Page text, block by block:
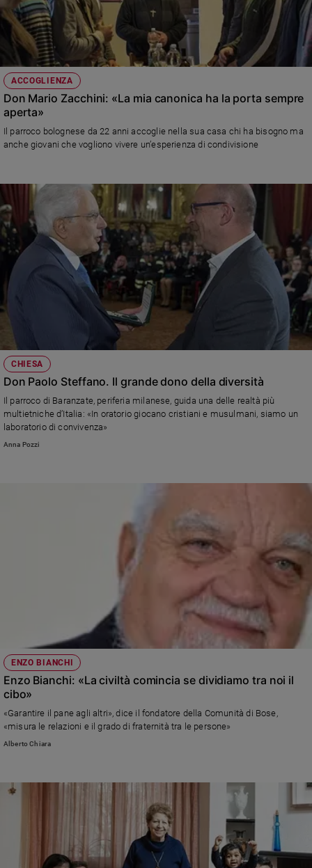
ACCOGLIENZA
Don Mario Zacchini: «La mia canonica ha la porta sempre
aperta»
Il parroco bolognese da 22 anni accoglie nella sua casa chi ha bisogno ma
anche giovani che vogliono vivere un’esperienza di condivisione
CHIESA
Don Paolo Steffano. Il grande dono della diversità
Il parroco di Baranzate, periferia milanese, guida una delle realtà più
multietniche d’Italia: «In oratorio giocano cristiani e musulmani, siamo un
laboratorio di convivenza»
Anna Pozzi
ENZO BIANCHI
Enzo Bianchi: «La civiltà comincia se dividiamo tra noi il
cibo»
«Garantire il pane agli altri», dice il fondatore della Comunità di Bose,
«misura le relazioni e il grado di fraternità tra le persone»
Alberto Chiara